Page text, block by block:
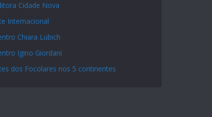
Cidade Nova
Internacional
Chiara Lubich
Igino Giordani
dos Focolares nos 5 continentes